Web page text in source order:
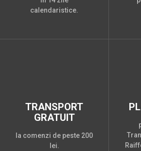
calendaristice.
TRANSPORT
GRATUIT
la comenzi de peste 200
lei.